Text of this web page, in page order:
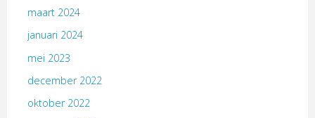
maart 2024
januari 2024
mei 2023
december 2022
oktober 2022